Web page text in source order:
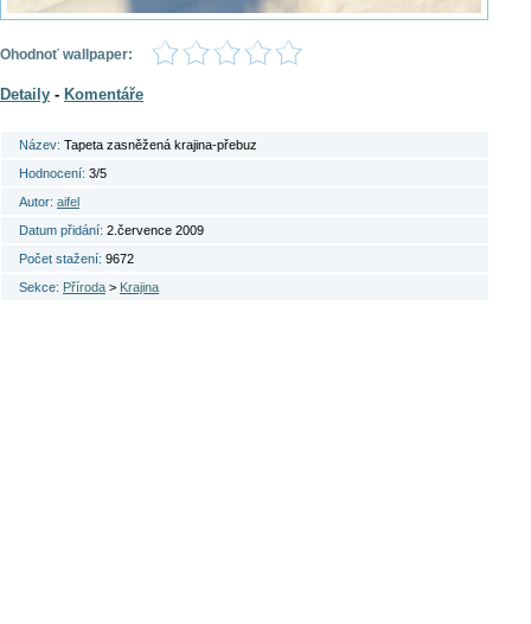
Ohodnoť wallpaper:
Detaily - Komentáře
Název: Tapeta zasněžená krajina-přebuz
Hodnocení: 3/5
Autor: aifel
Datum přidání: 2.července 2009
Počet stažení: 9672
Sekce: Příroda > Krajina